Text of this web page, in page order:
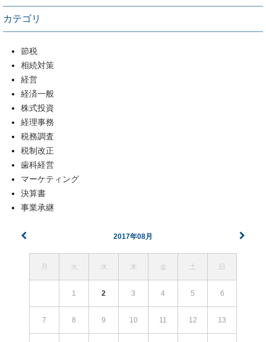
カテゴリ
節税
相続対策
経営
経済一般
株式投資
経理事務
税務調査
税制改正
歯科経営
マーケティング
決算書
事業承継
2017年08月
月 火 水 木 金 土 日
1 2 3 4 5 6
7 8 9 10 11 12 13